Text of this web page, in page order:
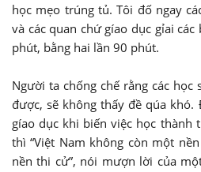
học mẹo trúng tủ. Tôi đố ngay
và các quan chứ gíao dục gỉai
phút, bằng hai lần 90 phút.
Người ta chống chế rằng các
được, sẽ không thấy đề qúa
gíao dục khi biến việc học thành
thì “Việt Nam không còn một
nền thi cử”, nói mượn lời của